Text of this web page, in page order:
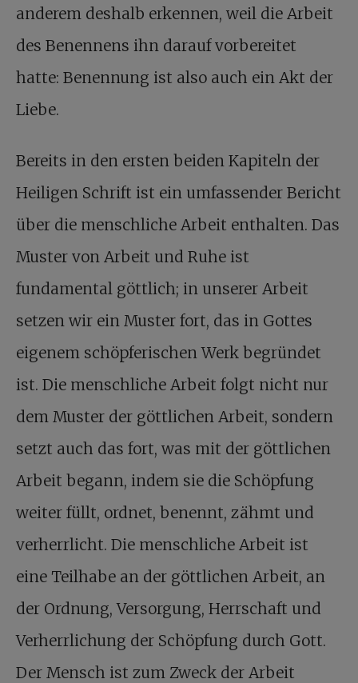
anderem deshalb erkennen, weil die Arbeit
des Benennens ihn darauf vorbereitet
hatte: Benennung ist also auch ein Akt der
Liebe.
Bereits in den ersten beiden Kapiteln der
Heiligen Schrift ist ein umfassender Bericht
über die menschliche Arbeit enthalten. Das
Muster von Arbeit und Ruhe ist
fundamental göttlich; in unserer Arbeit
setzen wir ein Muster fort, das in Gottes
eigenem schöpferischen Werk begründet
ist. Die menschliche Arbeit folgt nicht nur
dem Muster der göttlichen Arbeit, sondern
setzt auch das fort, was mit der göttlichen
Arbeit begann, indem sie die Schöpfung
weiter füllt, ordnet, benennt, zähmt und
verherrlicht. Die menschliche Arbeit ist
eine Teilhabe an der göttlichen Arbeit, an
der Ordnung, Versorgung, Herrschaft und
Verherrlichung der Schöpfung durch Gott.
Der Mensch ist zum Zweck der Arbeit